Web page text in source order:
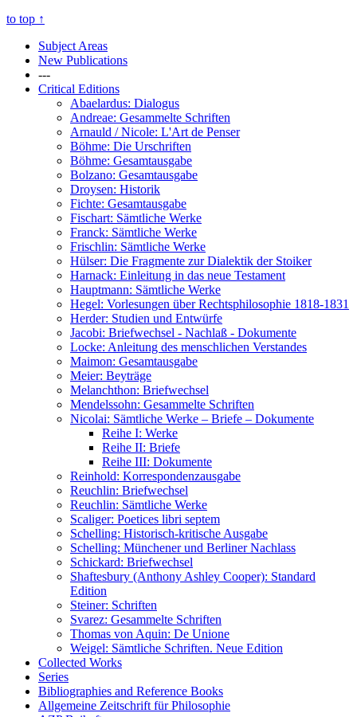
to top ↑
Subject Areas
New Publications
---
Critical Editions
Abaelardus: Dialogus
Andreae: Gesammelte Schriften
Arnauld / Nicole: L'Art de Penser
Böhme: Die Urschriften
Böhme: Gesamtausgabe
Bolzano: Gesamtausgabe
Droysen: Historik
Fichte: Gesamtausgabe
Fischart: Sämtliche Werke
Franck: Sämtliche Werke
Frischlin: Sämtliche Werke
Hülser: Die Fragmente zur Dialektik der Stoiker
Harnack: Einleitung in das neue Testament
Hauptmann: Sämtliche Werke
Hegel: Vorlesungen über Rechtsphilosophie 1818-1831
Herder: Studien und Entwürfe
Jacobi: Briefwechsel - Nachlaß - Dokumente
Locke: Anleitung des menschlichen Verstandes
Maimon: Gesamtausgabe
Meier: Beyträge
Melanchthon: Briefwechsel
Mendelssohn: Gesammelte Schriften
Nicolai: Sämtliche Werke – Briefe – Dokumente
Reihe I: Werke
Reihe II: Briefe
Reihe III: Dokumente
Reinhold: Korrespondenzausgabe
Reuchlin: Briefwechsel
Reuchlin: Sämtliche Werke
Scaliger: Poetices libri septem
Schelling: Historisch-kritische Ausgabe
Schelling: Münchener und Berliner Nachlass
Schickard: Briefwechsel
Shaftesbury (Anthony Ashley Cooper): Standard
Edition
Steiner: Schriften
Svarez: Gesammelte Schriften
Thomas von Aquin: De Unione
Weigel: Sämtliche Schriften. Neue Edition
Collected Works
Series
Bibliographies and Reference Books
Allgemeine Zeitschrift für Philosophie